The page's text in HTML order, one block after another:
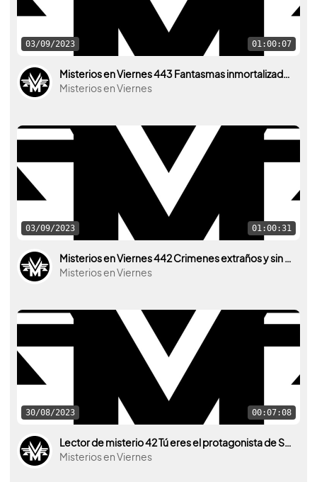
03/09/2023 01:00:07
Misterios en Viernes 443 Fantasmas inmortalizados con Luis Merino
Misterios en Viernes
03/09/2023 01:00:31
Misterios en Viernes 442 Crimenes extraños y sin resolver
Misterios en Viernes
30/08/2023 00:07:08
Lector de misterio 42 Tú eres el protagonista de Sergio Colomino
Misterios en Viernes